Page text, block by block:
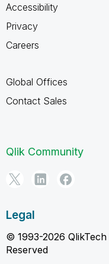
Accessibility
Privacy
Careers
Global Offices
Contact Sales
Qlik Community
Legal
© 1993-2026
Reserved